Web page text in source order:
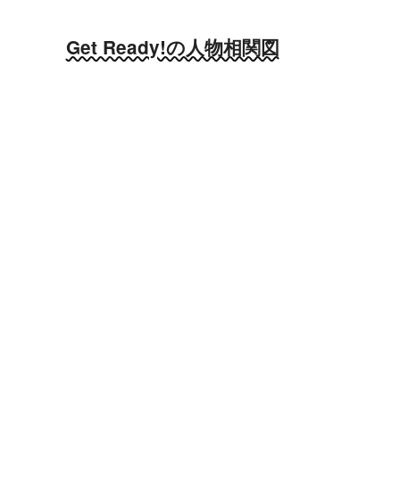
Get Ready!の人物相関図